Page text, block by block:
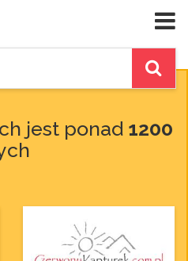
jest ponad 1200